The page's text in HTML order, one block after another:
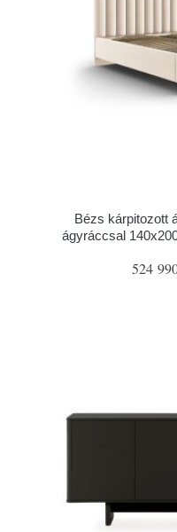
Bézs kárpitozott
ágyráccsal
524